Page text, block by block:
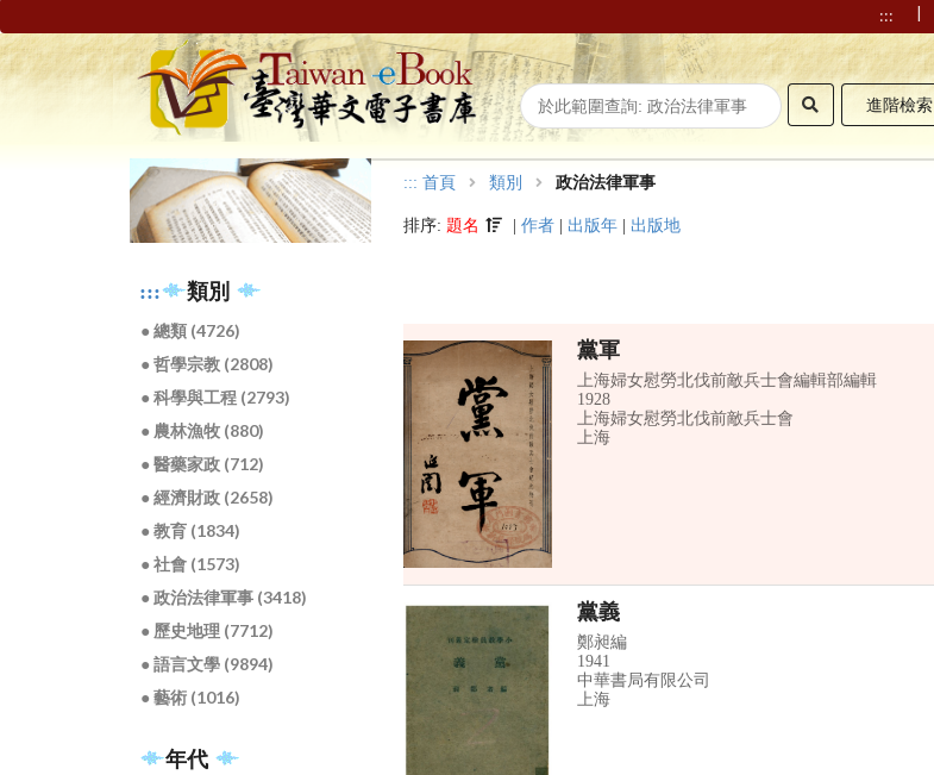
::: |
進階檢索
::: 類別
● 總類 (4726)
● 哲學宗教 (2808)
● 科學與工程 (2793)
● 農林漁牧 (880)
● 醫藥家政 (712)
● 經濟財政 (2658)
● 教育 (1834)
● 社會 (1573)
● 政治法律軍事 (3418)
● 歷史地理 (7712)
● 語言文學 (9894)
● 藝術 (1016)
年代
::: 首頁 類別 政治法律軍事
排序: 題名 |作者 出版年 出版地
黨軍
上海婦女慰勞北伐前敵兵士會編輯部編輯
1928
上海婦女慰勞北伐前敵兵士會
上海
黨義
鄭昶編
1941
中華書局有限公司
上海